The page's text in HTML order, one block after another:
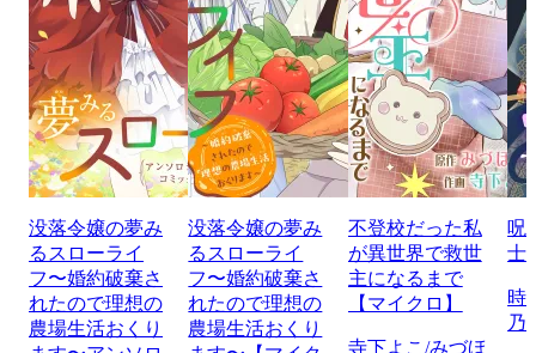
没落令嬢の夢み
るスローライ
フ〜婚約破棄さ
れたので理想の
農場生活おくり
没落令嬢の夢み
るスローライ
フ〜婚約破棄さ
れたので理想の
農場生活おくり
不登校だった私
が異世界で救世
主になるまで
【マイクロ】
寺下よこ/みづほ
呪
士
時
乃